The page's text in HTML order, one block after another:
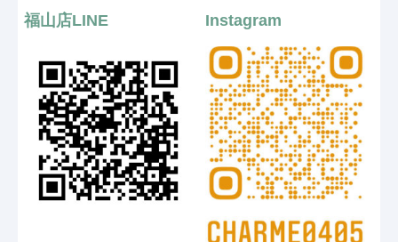
福山店LINE Instagram